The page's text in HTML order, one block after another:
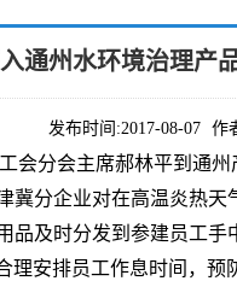
通州水环境治理产
发布时间:2017-08-07 作
分会主席郝林平到通州
分企业对在高温炎热
品及时分发到参建员工
安排员工作息时间，预